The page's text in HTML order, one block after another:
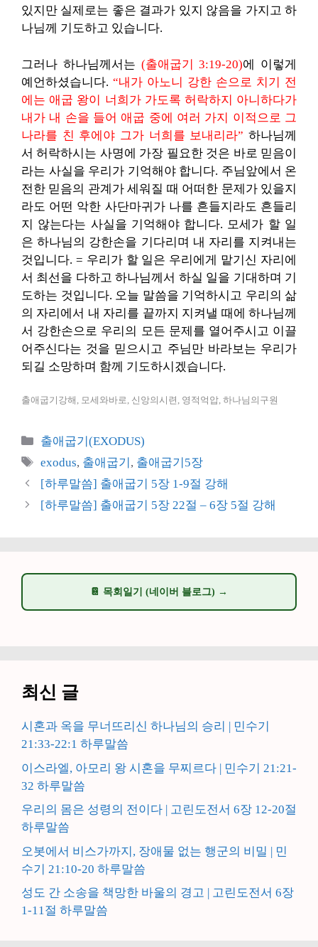
있지만 실제로는 좋은 결과가 있지 않음을 가지고 하
나님께 기도하고 있습니다.
그러나 하나님께서는 (출애굽기 3:19-20)에 이렇게
예언하셨습니다. “내가 아노니 강한 손으로 치기 전
에는 애굽 왕이 너희가 가도록 허락하지 아니하다가
내가 내 손을 들어 애굽 중에 여러 가지 이적으로 그
나라를 친 후에야 그가 너희를 보내리라” 하나님께
서 허락하시는 사명에 가장 필요한 것은 바로 믿음이
라는 사실을 우리가 기억해야 합니다. 주님앞에서 온
전한 믿음의 관계가 세워질 때 어떠한 문제가 있을지
라도 어떤 악한 사단마귀가 나를 흔들지라도 흔들리
지 않는다는 사실을 기억해야 합니다. 모세가 할 일
은 하나님의 강한손을 기다리며 내 자리를 지켜내는
것입니다. = 우리가 할 일은 우리에게 맡기신 자리에
서 최선을 다하고 하나님께서 하실 일을 기대하며 기
도하는 것입니다. 오늘 말씀을 기억하시고 우리의 삶
의 자리에서 내 자리를 끝까지 지켜낼 때에 하나님께
서 강한손으로 우리의 모든 문제를 열어주시고 이끌
어주신다는 것을 믿으시고 주님만 바라보는 우리가
되길 소망하며 함께 기도하시겠습니다.
출애굽기강해, 모세와바로, 신앙의시련, 영적억압, 하나님의구원
카
리
출애굽기(EXODUS)
태
그
exodus, 출애굽기 , 출애굽기5장
[하루말씀] 출애굽기 5장 1-9절 강해
[하루말씀] 출애굽기 5장 22절 – 6장 5절 강해
📔 목회일기 (네이버 블로그) →
최신 글
시혼과 옥을 무너뜨리신 하나님의 승리 | 민수기
21:33-22:1 하루말씀
이스라엘, 아모리 왕 시혼을 무찌르다 | 민수기 21:21-
32 하루말씀
우리의 몸은 성령의 전이다 | 고린도전서 6장 12-20절
하루말씀
오봇에서 비스가까지, 장애물 없는 행군의 비밀 | 민
수기 21:10-20 하루말씀
성도 간 소송을 책망한 바울의 경고 | 고린도전서 6장
1-11절 하루말씀